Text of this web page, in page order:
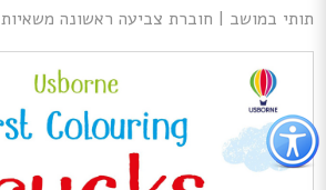
כפתור
לפתיחת
תפריט
נגישות
מרכזי
תותי במושב | חוברת צביעה ראשונה משאיות